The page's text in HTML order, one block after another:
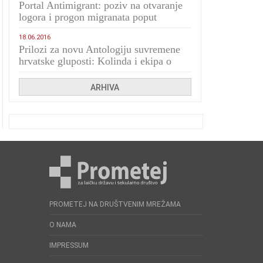
Portal Antimigrant: poziv na otvaranje
logora i progon migranata poput
18.06.2016
Prilozi za novu Antologiju suvremene
hrvatske gluposti: Kolinda i ekipa o
ARHIVA
PROMETEJ NA DRUŠTVENIM MREŽAMA
O NAMA
IMPRESSUM